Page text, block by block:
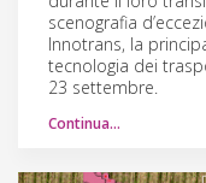
scenografia
Innotrans, la
tecnologia dei
23 settembre.
Continua…